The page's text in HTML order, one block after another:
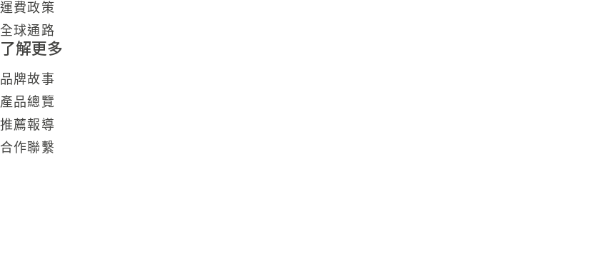
運費政策
全球通路
了解更多
品牌故事
產品總覽
推薦報導
合作聯繫